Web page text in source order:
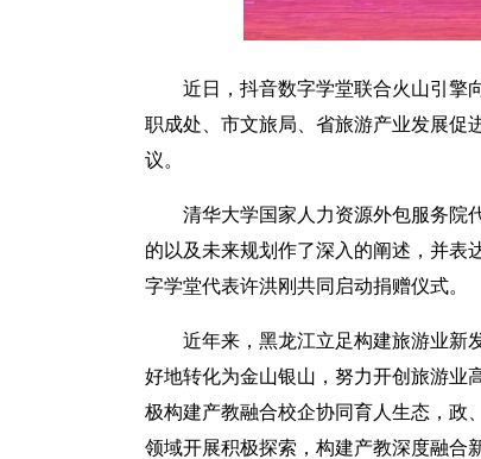
近日，抖音数字学堂联合火山引擎
职成处、市文旅局、省旅游产业发展促
议。
清华大学国家人力资源外包服务院
的以及未来规划作了深入的阐述，并表
字学堂代表许洪刚共同启动捐赠仪式。
近年来，黑龙江立足构建旅游业新
好地转化为金山银山，努力开创旅游业
极构建产教融合校企协同育人生态，政
领域开展积极探索，构建产教深度融合